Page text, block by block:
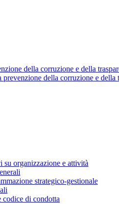
della corruzione e della
prevenzione della corruzione e della
organizzazione e attività
strategico-gestionale
codice di condotta